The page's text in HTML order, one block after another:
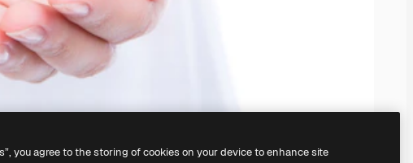
you agree to the storing of cookies on your device to enhance site